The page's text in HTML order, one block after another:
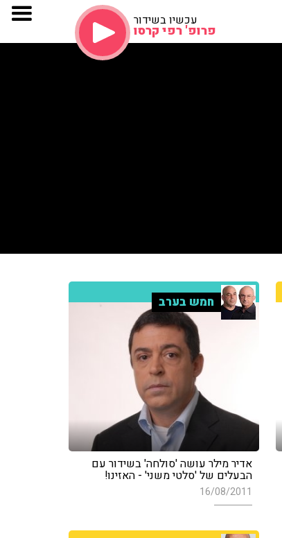
עכשיו בשידור
פרופ' רפי קרסו
חמש בערב
אדיר מילר עושה 'סולחה' בשידור עם
הבעלים של 'סלטי משני' - האזינו!
16/08/2011